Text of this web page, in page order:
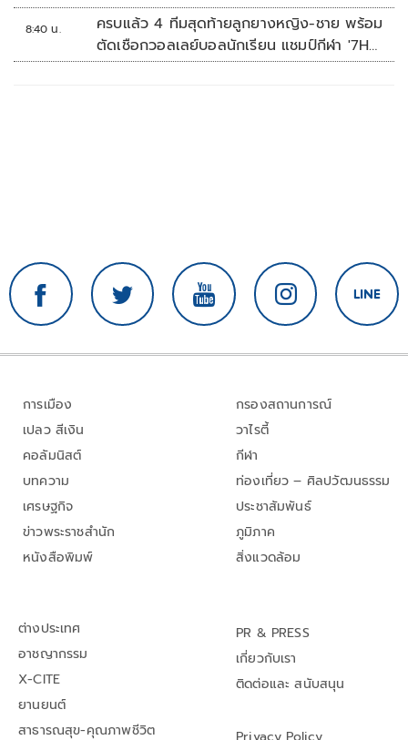
8:40 น.
ครบแล้ว 4 ทีมสุดท้ายลูกยางหญิง-ชาย พร้อม
ตัดเชือกวอลเลย์บอลนักเรียน แชมป์กีฬา '7HD
2026'
การเมือง
เปลว สีเงิน
คอลัมนิสต์
บทความ
เศรษฐกิจ
ข่าวพระราชสำนัก
หนังสือพิมพ์
กรองสถานการณ์
วาไรตี้
กีฬา
ท่องเที่ยว – ศิลปวัฒนธรรม
ประชาสัมพันธ์
ภูมิภาค
สิ่งแวดล้อม
ต่างประเทศ
อาชญากรรม
X-CITE
ยานยนต์
สาธารณสุข-คุณภาพชีวิต
PR & PRESS
เกี่ยวกับเรา
ติดต่อและ สนับสนุน